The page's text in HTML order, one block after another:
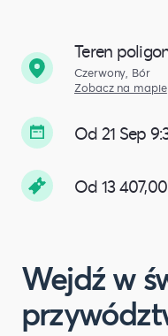
Teren
Czerwony, Bór
Zobacz na mapie
Od 21 Sep
Od 13 407,00
Wejdź w